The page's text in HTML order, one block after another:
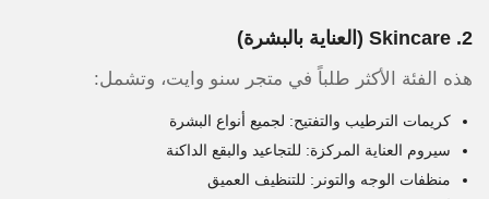
2. Skincare (العناية بالبشرة)
هذه الفئة الأكثر طلباً في متجر سنو وايت، وتشمل:
كريمات الترطيب والتفتيح: لجميع أنواع البشرة
سيروم العناية المركزة: للتجاعيد والبقع الداكنة
منظفات الوجه والتونر: للتنظيف العميق